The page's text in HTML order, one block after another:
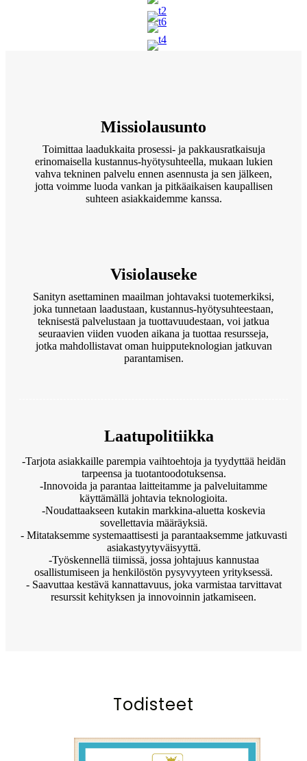
Missiolausunto
Toimittaa laadukkaita prosessi- ja pakkausratkaisuja
erinomaisella kustannus-hyötysuhteella, mukaan lukien
vahva tekninen palvelu ennen asennusta ja sen jälkeen,
jotta voimme luoda vankan ja pitkäaikaisen kaupallisen
suhteen asiakkaidemme kanssa.
Visiolauseke
Sanityn asettaminen maailman johtavaksi tuotemerkiksi,
joka tunnetaan laadustaan, kustannus-hyötysuhteestaan,
teknisestä palvelustaan ​​ja tuottavuudestaan, voi jatkua
seuraavien viiden vuoden aikana ja tuottaa resursseja,
jotka mahdollistavat oman huipputeknologian jatkuvan
parantamisen.
Laatupolitiikka
-Tarjota asiakkaille parempia vaihtoehtoja ja tyydyttää heidän
tarpeensa ja tuotantoodotuksensa.
-Innovoida ja parantaa laitteitamme ja palveluitamme
käyttämällä johtavia teknologioita.
-Noudattaakseen kutakin markkina-aluetta koskevia
sovellettavia määräyksiä.
- Mitataksemme systemaattisesti ja parantaaksemme jatkuvasti
asiakastyytyväisyyttä.
-Työskennellä tiimissä, jossa johtajuus kannustaa
osallistumiseen ja henkilöstön pysyvyyteen yrityksessä.
- Saavuttaa kestävä kannattavuus, joka varmistaa tarvittavat
resurssit kehityksen ja innovoinnin jatkamiseen.
Todisteet